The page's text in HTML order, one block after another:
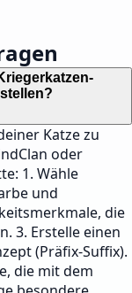
Katze zu
oder
1. Wähle
und
die
3. Erstelle einen
(Präfix-Suffix).
die mit dem